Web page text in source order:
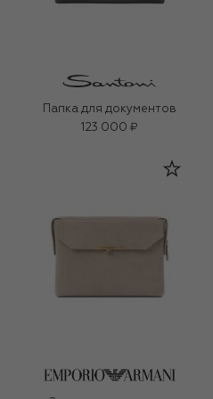
Папка для документов
123 000 ₽